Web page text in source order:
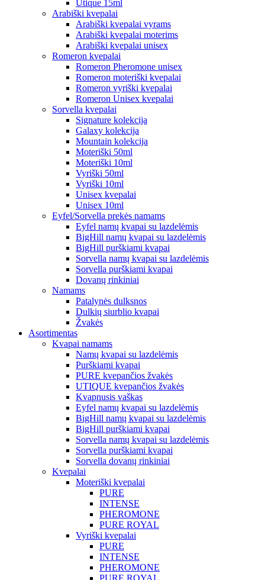
Utique 15ml
Arabiški kvepalai
Arabiški kvepalai vyrams
Arabiški kvepalai moterims
Arabiški kvepalai unisex
Romeron kvepalai
Romeron Pheromone unisex
Romeron moteriški kvepalai
Romeron vyriški kvepalai
Romeron Unisex kvepalai
Sorvella kvepalai
Signature kolekcija
Galaxy kolekcija
Mountain kolekcija
Moteriški 50ml
Moteriški 10ml
Vyriški 50ml
Vyriški 10ml
Unisex kvepalai
Unisex 10ml
Eyfel/Sorvella prekės namams
Eyfel namų kvapai su lazdelėmis
BigHill namų kvapai su lazdelėmis
BigHill purškiami kvapai
Sorvella namų kvapai su lazdelėmis
Sorvella purškiami kvapai
Dovanų rinkiniai
Namams
Patalynės dulksnos
Dulkių siurblio kvapai
Žvakės
Asortimentas
Kvapai namams
Namų kvapai su lazdelėmis
Purškiami kvapai
PURE kvepančios žvakės
UTIQUE kvepančios žvakės
Kvapnusis vaškas
Eyfel namų kvapai su lazdelėmis
BigHill namų kvapai su lazdelėmis
BigHill purškiami kvapai
Sorvella namų kvapai su lazdelėmis
Sorvella purškiami kvapai
Sorvella dovanų rinkiniai
Kvepalai
Moteriški kvepalai
PURE
INTENSE
PHEROMONE
PURE ROYAL
Vyriški kvepalai
PURE
INTENSE
PHEROMONE
PURE ROYAL